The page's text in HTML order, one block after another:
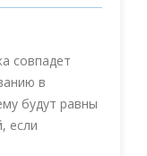
совпадет
в
будут равны
если